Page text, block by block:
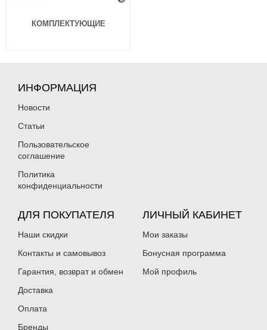
КОМПЛЕКТУЮЩИЕ
ИНФОРМАЦИЯ
Новости
Статьи
Пользовательское
соглашение
Политика
конфиденциальности
ДЛЯ ПОКУПАТЕЛЯ
Наши скидки
Контакты и самовывоз
Гарантия, возврат и обмен
Доставка
Оплата
Бренды
ЛИЧНЫЙ КАБИНЕТ
Мои заказы
Бонусная программа
Мой профиль